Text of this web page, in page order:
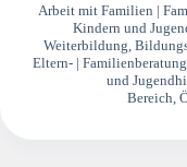
Arbeit mit Familien |
Kindern und
Weiterbildung
Eltern- | Familienberatung
und
Bereich ,